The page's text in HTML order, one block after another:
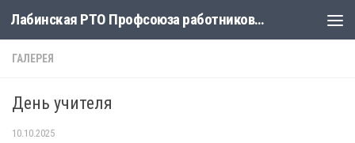
Skip to content Лабинская РТО Профсоюза работников народного образования и науки
ГАЛЕРЕЯ
День учителя
10.10.2025